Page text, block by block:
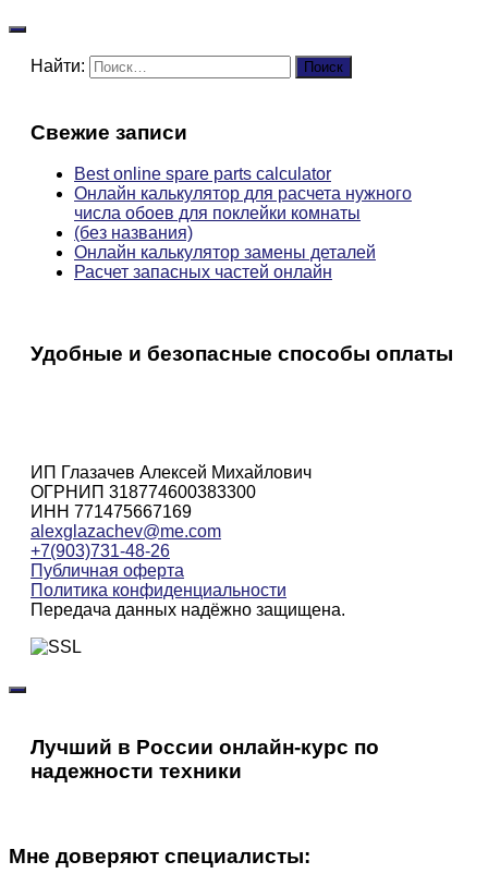
Найти:
Свежие записи
Best online spare parts calculator
Онлайн калькулятор для расчета нужного
числа обоев для поклейки комнаты
(без названия)
Онлайн калькулятор замены деталей
Расчет запасных частей онлайн
Удобные и безопасные способы оплаты
ИП Глазачев Алексей Михайлович
ОГРНИП 318774600383300
ИНН 771475667169
alexglazachev@me.com
+7(903)731-48-26
Публичная оферта
Политика конфиденциальности
Передача данных надёжно защищена.
Лучший в России онлайн-курс по
надежности техники
Мне доверяют специалисты: